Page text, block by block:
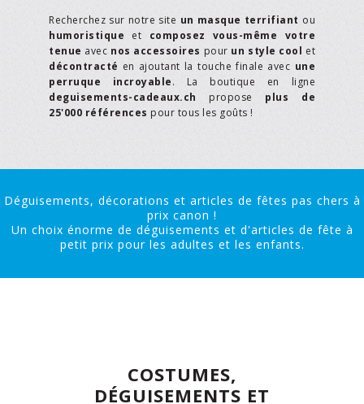
Recherchez sur notre site un masque terrifiant ou
humoristique et composez vous-même votre
tenue avec nos accessoires pour un style cool et
décontracté en ajoutant la touche finale avec une
perruque incroyable. La boutique en ligne
deguisements-cadeaux.ch propose plus de
25'000 références pour tous les goûts !
Déguisements, décorations et articles de fêtes pas chers à
prix canon !
Un choix énorme de déguisements et d'articles de fête à
petit prix pour les adultes et les enfants.
COSTUMES,
DÉGUISEMENTS ET